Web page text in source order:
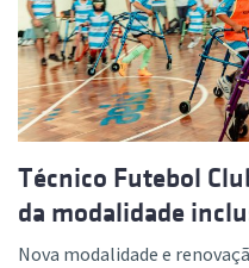
Técnico Futebol
da modalidade
Nova modalidade e